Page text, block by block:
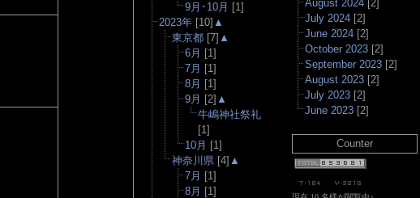
9月･10月 [1]
2023年 [10] ▲
東京都 [7] ▲
6月 [1]
7月 [1]
8月 [1]
9月 [2] ▲
牛嶋神社祭礼
[1]
10月 [1]
神奈川県 [4] ▲
7月 [1]
8月 [1]
August 2024 [2]
July 2024 [2]
June 2024 [2]
October 2023 [2]
September 2023 [2]
August 2023 [2]
July 2023 [2]
June 2023 [2]
Counter